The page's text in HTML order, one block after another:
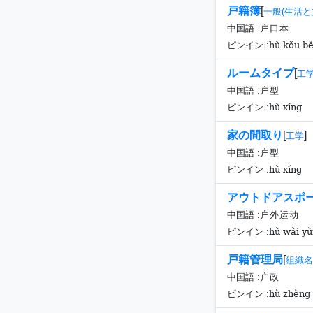
戸籍簿[一般(生活
中国語 : 户口本
ピンイン :hù kǒu
ルームタイプ[工
中国語 : 户型
ピンイン :hù xíng
家の間取り [工学]
中国語 : 户型
ピンイン :hù xíng
アウトドアスポ
中国語 : 户外运动
ピンイン :hù wài
戸籍管理局[組織名
中国語 : 户政
ピンイン :hù zhèng